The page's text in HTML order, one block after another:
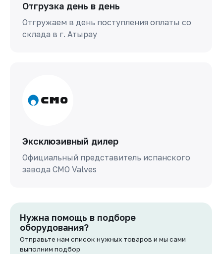
Отгрузка день в день
Отгружаем в день поступления оплаты со
склада в г. Атырау
Эксклюзивный дилер
Официальный представитель испанского
завода СМО Valves
Нужна помощь в подборе
оборудования?
Отправьте нам список нужных товаров и мы сами
выполним подбор